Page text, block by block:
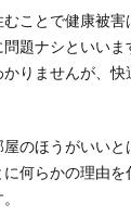
たことがある人もい
押入れ掃除の仕
掃除の仕方と手順を
ことで健康被害
題ナシといいま
りませんが、快
のほうがいい
何らかの理由